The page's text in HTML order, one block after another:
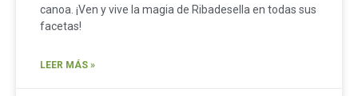
canoa. ¡Ven y vive la magia de Ribadesella en todas sus
facetas!
LEER MÁS »